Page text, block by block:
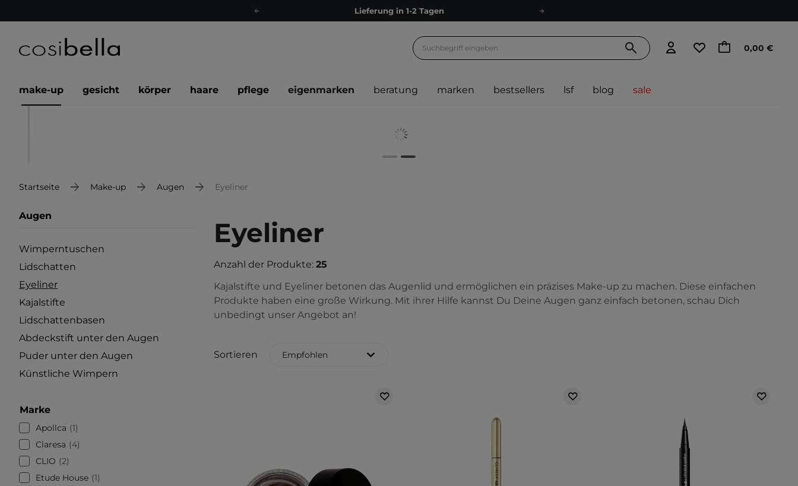
Lieferung in 1-2 Tagen
Kostenloser Versand ab 60 €
Versand nach Deutschland und Österreich
Lieferung in 1-2 Tagen
Empfehle uns weiter und sammle noch mehr Punkte
0,00 €
make-up gesicht körper haare pflege eigenmarken beratung marken bestsellers lsf blog sale
Startseite Make-up Augen Eyeliner
Augen
Wimperntuschen
Lidschatten
Eyeliner
Kajalstifte
Lidschattenbasen
Abdeckstift unter den Augen
Puder unter den Augen
Künstliche Wimpern
Marke
Apollca
1
Claresa
4
CLIO
2
Etude House 1
Eyeliner
Anzahl der Produkte: 25
Kajalstifte und Eyeliner betonen das Augenlid und ermöglichen ein präzises Make-up zu machen. Diese einfachen
Produkte haben eine große Wirkung. Mit ihrer Hilfe kannst Du Deine Augen ganz einfach betonen, schau Dich
unbedingt unser Angebot an!
Sortieren Empfohlen